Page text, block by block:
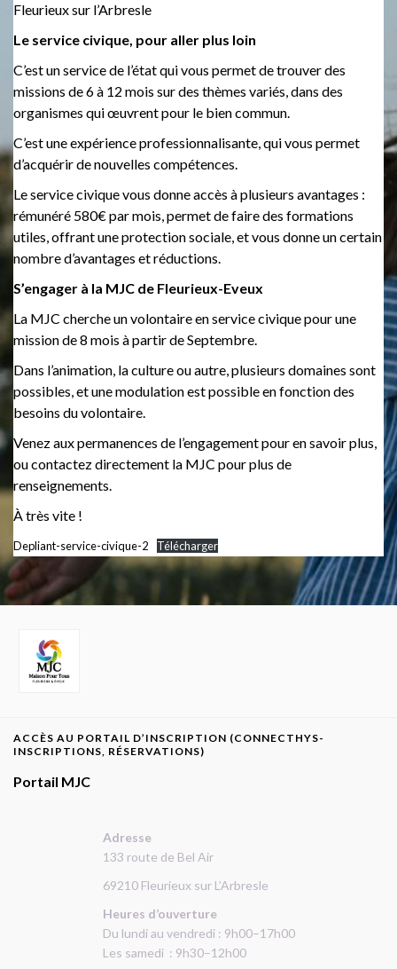
Fleurieux sur l’Arbresle
Le service civique, pour aller plus loin
C’est un service de l’état qui vous permet de trouver des
missions de 6 à 12 mois sur des thèmes variés, dans des
organismes qui œuvrent pour le bien commun.
C’est une expérience professionnalisante, qui vous permet
d’acquérir de nouvelles compétences.
Le service civique vous donne accès à plusieurs avantages :
rémunéré 580€ par mois, permet de faire des formations
utiles, offrant une protection sociale, et vous donne un certain
nombre d’avantages et réductions.
S’engager à la MJC de Fleurieux-Eveux
La MJC cherche un volontaire en service civique pour une
mission de 8 mois à partir de Septembre.
Dans l’animation, la culture ou autre, plusieurs domaines sont
possibles, et une modulation est possible en fonction des
besoins du volontaire.
Venez aux permanences de l’engagement pour en savoir plus,
ou contactez directement la MJC pour plus de
renseignements.
À très vite !
Depliant-service-civique-2 Télécharger
ACCÈS AU PORTAIL D’INSCRIPTION (CONNECTHYS-
INSCRIPTIONS, RÉSERVATIONS)
Portail MJC
Adresse
133 route de Bel Air
69210 Fleurieux sur L’Arbresle
Heures d’ouverture
Du lundi au vendredi : 9h00–17h00
Les samedi : 9h30–12h00